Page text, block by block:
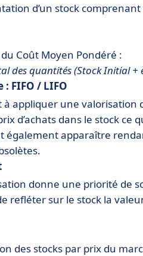
d’un stock
Coût Moyen Pondéré :
des quantités (Stock Initial +
FIFO / LIFO
à appliquer une
d’achats dans le stock ce
apparaître
donne une priorité de
refléter sur le stock la
des stocks par prix du